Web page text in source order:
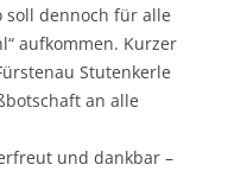
soll dennoch für alle
aufkommen. Kurzer
Stutenkerle
an alle
und dankbar –